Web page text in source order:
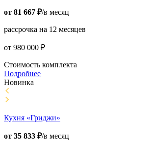
от 81 667 ₽/в месяц
рассрочка на 12 месяцев
от 980 000 ₽
Стоимость комплекта
Подробнее
Новинка
Кухня «Гриджи»
от 35 833 ₽/в месяц